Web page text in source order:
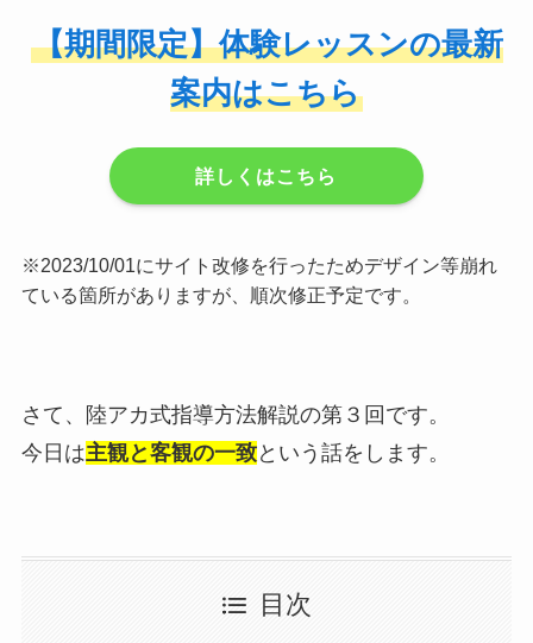
【期間限定】体験レッスンの最新
案内はこちら
詳しくはこちら
※2023/10/01にサイト改修を行ったためデザイン等崩れ
ている箇所がありますが、順次修正予定です。
さて、陸アカ式指導方法解説の第３回です。
今日は主観と客観の一致という話をします。
目次